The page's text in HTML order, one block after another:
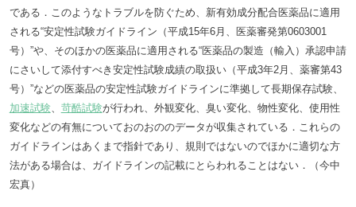
である．このようなトラブルを防ぐため、新有効成分配合医薬品に適用
される“安定性試験ガイドライン（平成15年6月、医薬審発第0603001
号）”や、そのほかの医薬品に適用される“医薬品の製造（輸入）承認申請
にさいして添付すべき安定性試験成績の取扱い（平成3年2月、薬審第43
号）”などの医薬品の安定性試験ガイドラインに準拠して長期保存試験、
加速試験、 苛酷試験が行われ、外観変化、臭い変化、物性変化、使用性
変化などの有無についておのおののデータが収集されている．これらの
ガイドラインはあくまで指針であり、規則ではないのでほかに適切な方
法がある場合は、ガイドラインの記載にとらわれることはない．（今中
宏真）